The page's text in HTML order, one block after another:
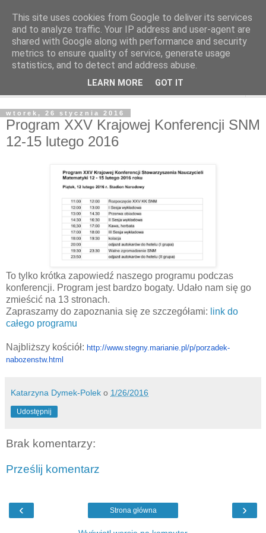
wtorek, 26 stycznia 2016
Program XXV Krajowej Konferencji SNM
12-15 lutego 2016
To tylko krótka zapowiedź naszego programu podczas
konferencji. Program jest bardzo bogaty. Udało nam się go
zmieścić na 13 stronach.
Zapraszamy do zapoznania się ze szczegółami: link do
całego programu
Najbliższy kościół: http://www.stegny. marianie.pl/p/porzadek-
nabozenstw.html
Katarzyna Dymek-Polek o 1/26/2016
Udostępnij
Brak komentarzy:
Prześlij komentarz
‹ ›
Strona główna
This site uses cookies from Google to deliver its services
and to analyze traffic. Your IP address and user-agent are
shared with Google along with performance and security
metrics to ensure quality of service, generate usage
statistics, and to detect and address abuse.
LEARN MORE GOT IT